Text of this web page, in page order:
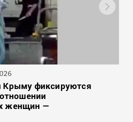
Крыму фиксируются
женщин —